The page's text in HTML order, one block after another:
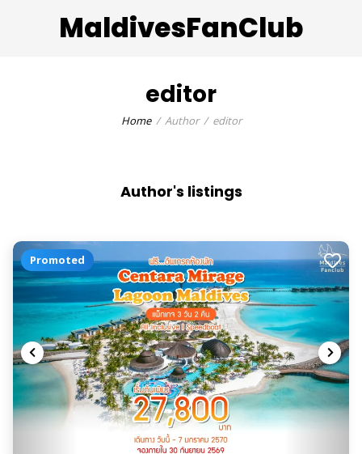
MaldivesFanClub
editor
Home Author editor
Author's listings
Promoted